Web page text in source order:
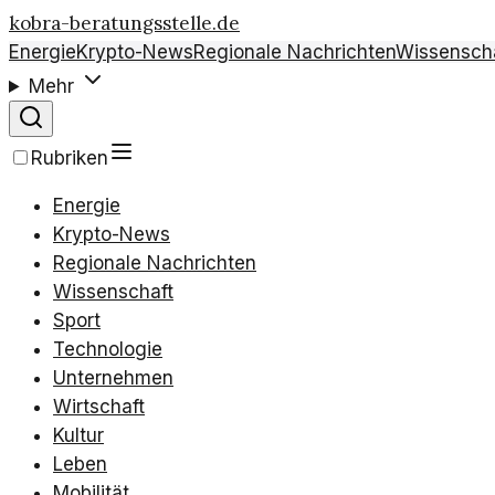
kobra-beratungsstelle.de
EnergieKrypto-NewsRegionale Nachrichten
Mehr
Rubriken
Energie
Krypto-News
Regionale Nachrichten
Wissenschaft
Sport
Technologie
Unternehmen
Wirtschaft
Kultur
Leben